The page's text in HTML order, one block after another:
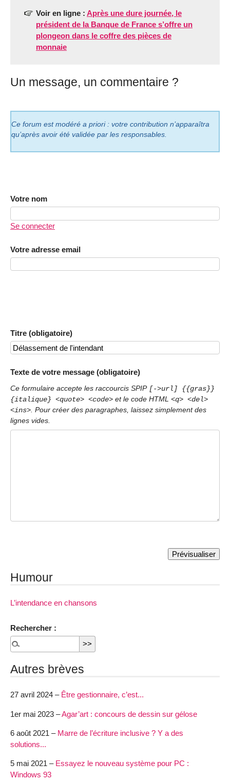
Voir en ligne : Après une dure journée, le
président de la Banque de France s’offre un
plongeon dans le coffre des pièces de
monnaie
Un message, un commentaire ?
Ce forum est modéré a priori : votre contribution n’apparaîtra
qu’après avoir été validée par les responsables.
Votre nom
Se connecter
Votre adresse email
Titre (obligatoire)
Texte de votre message (obligatoire)
Ce formulaire accepte les raccourcis SPIP [->url] {{gras}}
{italique} <quote> <code> et le code HTML <q> <del>
<ins> . Pour créer des paragraphes, laissez simplement des
lignes vides.
Humour
L’intendance en chansons
Rechercher :
Autres brèves
27 avril 2024 – Être gestionnaire, c’est...
1er mai 2023 –Agar’art : concours de dessin sur gélose
6 août 2021 – Marre de l’écriture inclusive ? Y a des
solutions...
5 mai 2021 – Essayez le nouveau système pour PC :
Windows 93